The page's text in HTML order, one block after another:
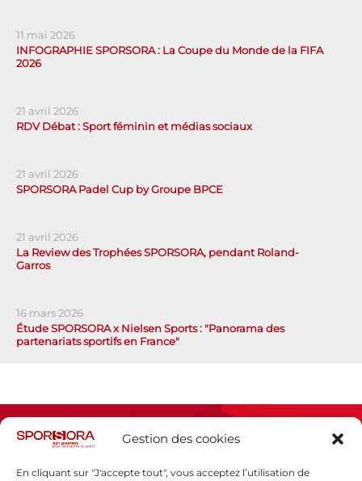
Gestion des cookies
En cliquant sur "J'accepte tout", vous acceptez l’utilisation de
11 mai 2026
INFOGRAPHIE SPORSORA : La Coupe du Monde de la FIFA
2026
21 avril 2026
RDV Débat : Sport féminin et médias sociaux
21 avril 2026
SPORSORA Padel Cup by Groupe BPCE
21 avril 2026
La Review des Trophées SPORSORA, pendant Roland-
Garros
16 mars 2026
Étude SPORSORA x Nielsen Sports : "Panorama des
partenariats sportifs en France"